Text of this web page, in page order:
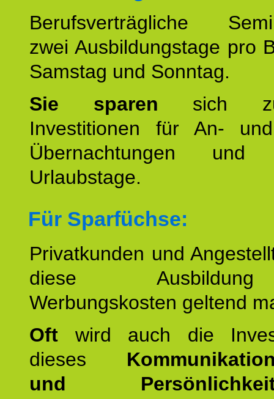
Berufsverträgliche
zwei Ausbildungstage pro
Samstag und Sonntag.
Sie sparen sich
Investitionen für An-
Übernachtungen und
Urlaubstage.
Für Sparfüchse:
Privatkunden und
diese
Werbungskosten geltend
Oft wird auch die
dieses
und